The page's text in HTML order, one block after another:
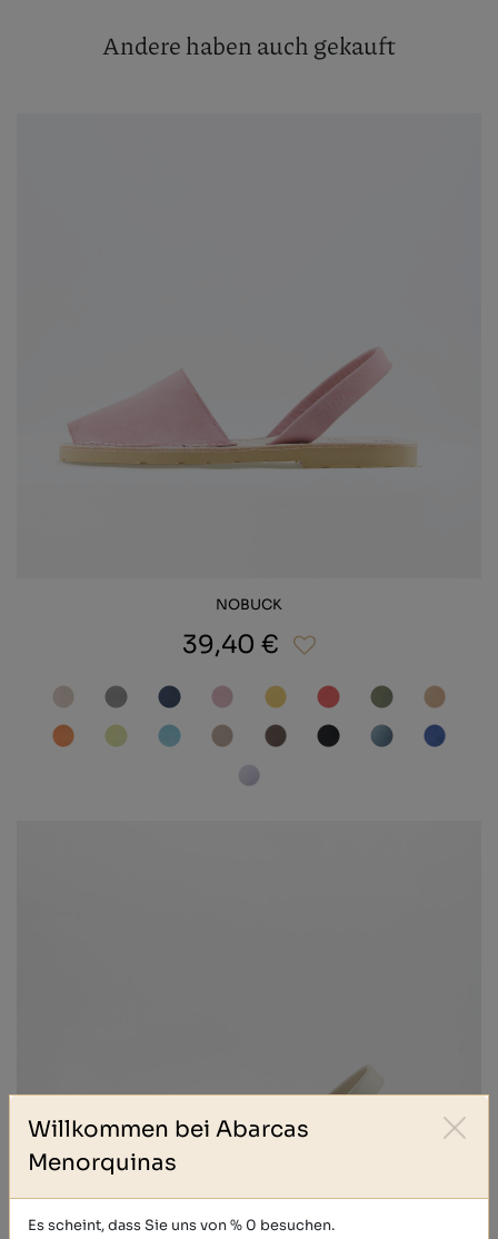
Andere haben auch gekauft
NOBUCK
39,40 €
Willkommen bei Abarcas
Menorquinas
Es scheint, dass Sie uns von % 0 besuchen.